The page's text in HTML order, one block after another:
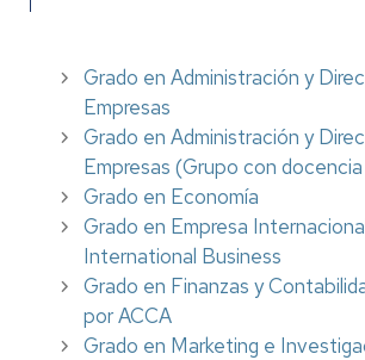
Grado en Administración y
Empresas
Grado en Administración y
Empresas (Grupo con
Grado en Economía
Grado en Empresa
International Business
Grado en Finanzas y
por ACCA
Grado en Marketing e